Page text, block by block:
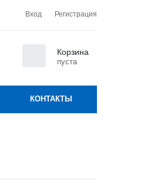
Вход Регистрация
Корзина
пуста
КОНТАКТЫ